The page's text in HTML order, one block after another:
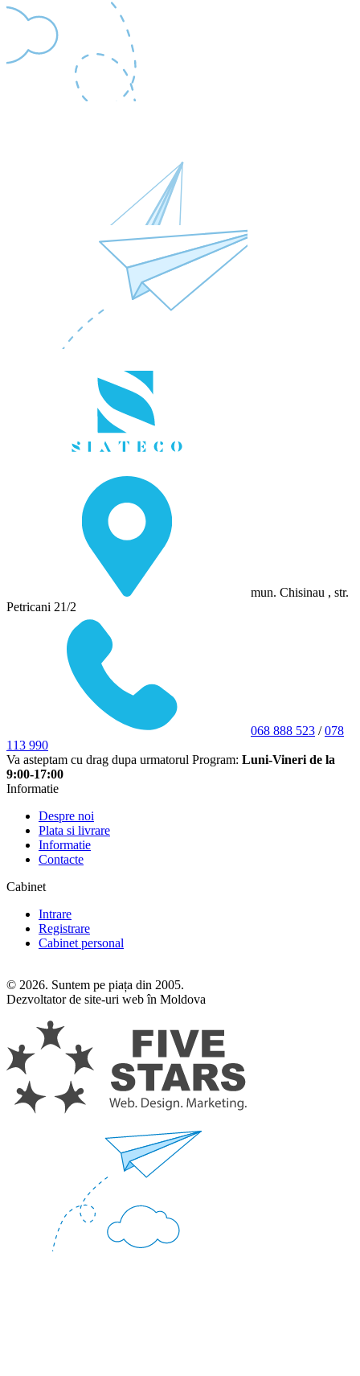
mun. Chisinau , str.
Petricani 21/2
068 888 523 /078
113 990
Va asteptam cu drag dupa urmatorul Program: Luni-Vineri de la
9:00-17:00
Informatie
Despre noi
Plata si livrare
Informatie
Contacte
Cabinet
Intrare
Registrare
Cabinet personal
© 2026. Suntem pe piața din 2005.
Dezvoltator de site-uri web în Moldova